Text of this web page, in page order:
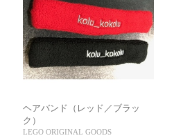
ヘアバンド（レッド／ブラッ
ク）
LEGO ORIGINAL GOODS